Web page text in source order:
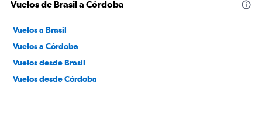
Vuelos de Brasil a Córdoba
Vuelos a Brasil
Vuelos a Córdoba
Vuelos desde Brasil
Vuelos desde Córdoba